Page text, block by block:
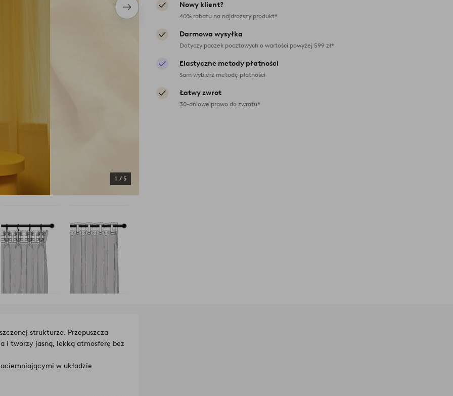
Następny
produkt
1 / 5
Nowy klient?
40% rabatu na najdroższy produkt*
Darmowa wysyłka
Dotyczy paczek pocztowych o wartości powyżej 599 zł*
Elastyczne metody płatności
Sam wybierz metodę płatności
Łatwy zwrot
30-dniowe prawo do zwrotu*
strukturze. Przepuszcza
i tworzy jasną, lekką atmosferę bez
w układzie